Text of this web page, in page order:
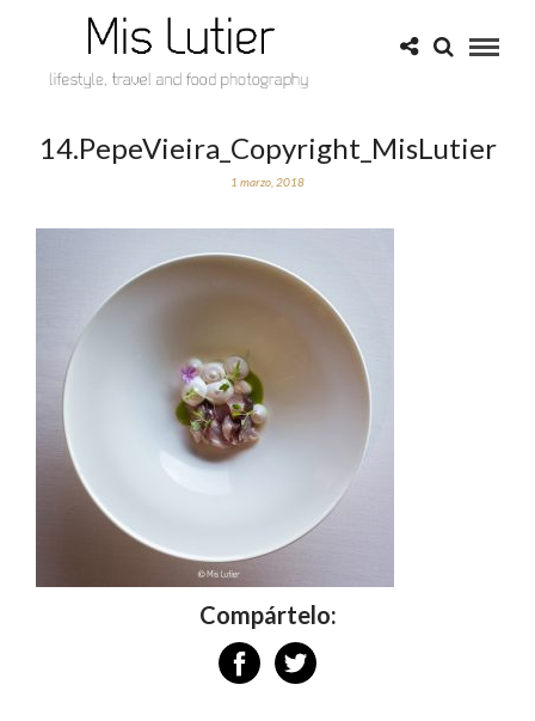
14.PepeVieira_Copyright_MisLutier
1 marzo, 2018
Compártelo: